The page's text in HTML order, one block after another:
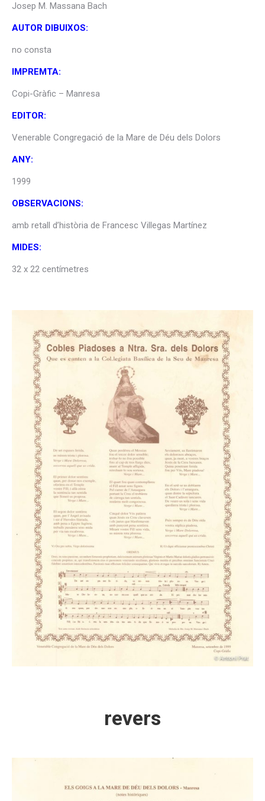
Josep M. Massana Bach
AUTOR DIBUIXOS:
no consta
IMPREMTA:
Copi-Gràfic – Manresa
EDITOR:
Venerable Congregació de la Mare de Déu dels Dolors
ANY:
1999
OBSERVACIONS:
amb retall d’història de Francesc Villegas Martínez
MIDES:
32 x 22 centímetres
revers